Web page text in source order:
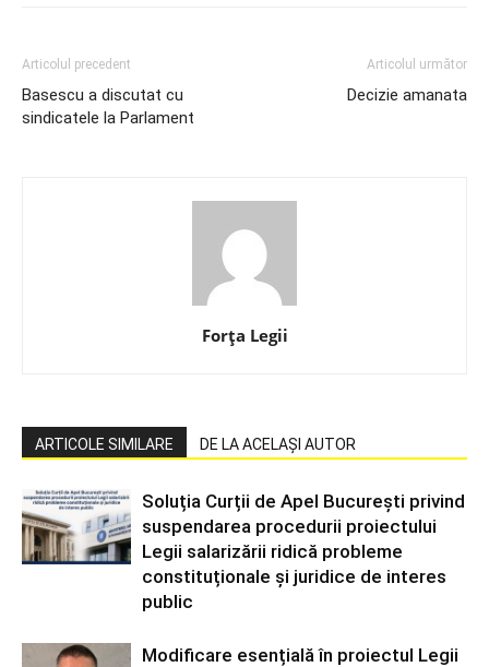
Articolul precedent
Basescu a discutat cu
sindicatele la Parlament
Articolul următor
Decizie amanata
Forța Legii
ARTICOLE SIMILARE DE LA ACELAȘI AUTOR
Soluția Curții de Apel București privind
suspendarea procedurii proiectului
Legii salarizării ridică probleme
constituționale și juridice de interes
public
Modificare esențială în proiectul Legii